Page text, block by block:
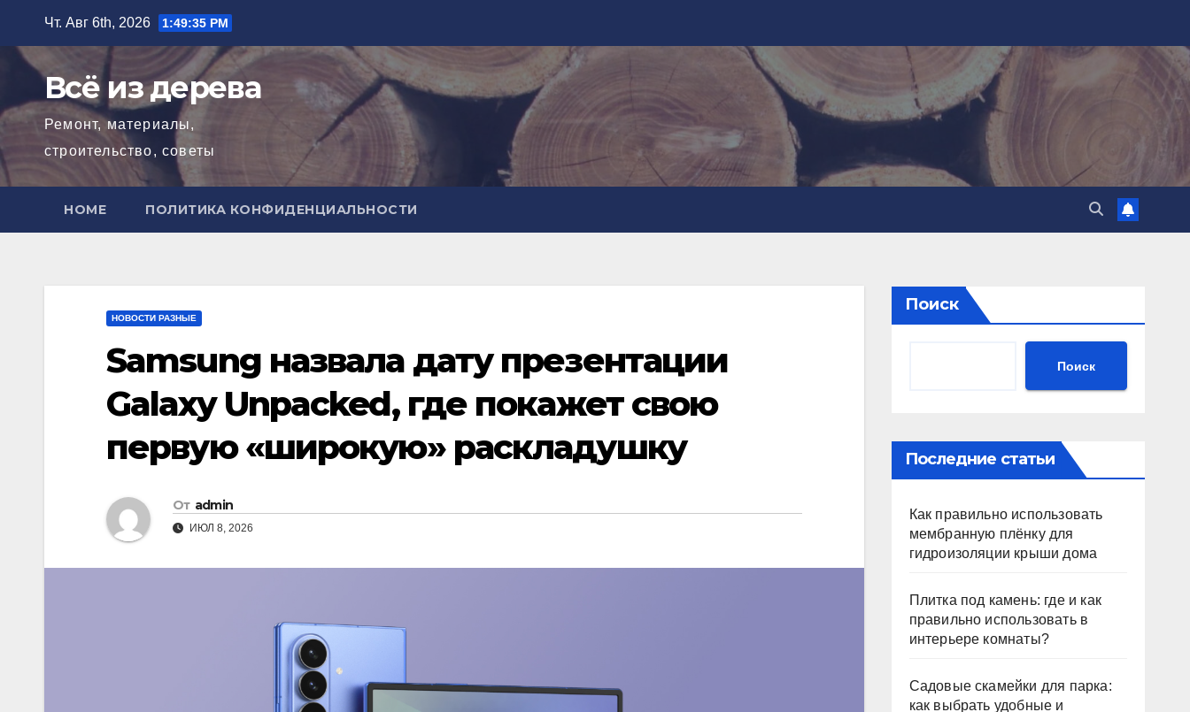
содержимому
Чт. Авг 6th, 2026 1:49:36 PM
Всё из дерева
Ремонт, материалы,
строительство, советы
HOME ПОЛИТИКА КОНФИДЕНЦИАЛЬНОСТИ
НОВОСТИ РАЗНЫЕ
Samsung назвала дату презентации
Galaxy Unpacked, где покажет свою
первую «широкую» раскладушку
От admin
ИЮЛ 8, 2026
Поиск
Поиск
Последние статьи
Как правильно использовать
мембранную плёнку для
гидроизоляции крыши дома
Плитка под камень: где и как
правильно использовать в
интерьере комнаты?
Садовые скамейки для парка:
как выбрать удобные и